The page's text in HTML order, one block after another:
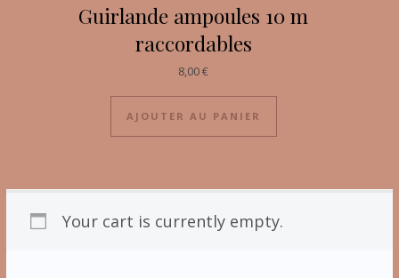
Guirlande ampoules 10 m
raccordables
8,00€
AJOUTER AU PANIER
Your cart is currently empty.